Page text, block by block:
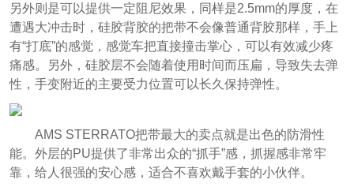
另外则是可以提供一定阻尼效果，同样是2.5mm的厚度，在
遭遇大冲击时，硅胶背胶的把带不会像普通背胶那样，手上
有“打底”的感觉，感觉车把直接撞击掌心，可以有效减少疼
痛感。另外，硅胶层不会随着使用时间而压扁，导致失去弹
性，手变附近的主要受力位置可以长久保持弹性。
AMS STERRATO把带最大的卖点就是出色的防滑性
能。外层的PU提供了非常出众的“抓手”感，抓握感非常牢
靠，给人很强的安心感，适合不喜欢戴手套的小伙伴。